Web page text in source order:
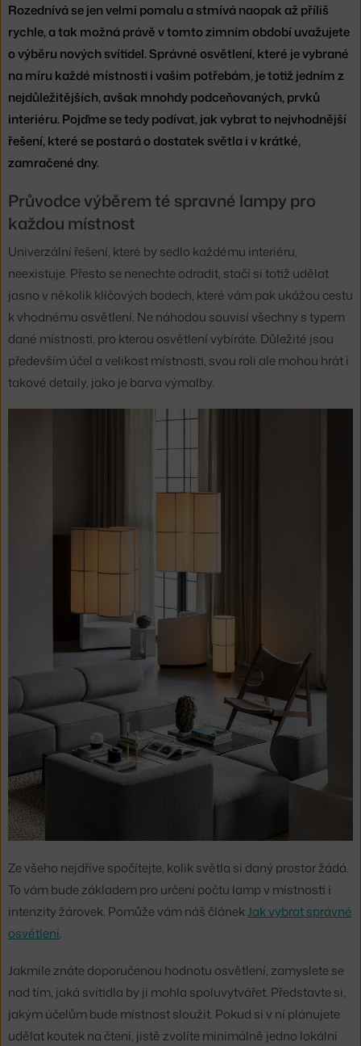
Rozednívá se jen velmi pomalu a stmívá naopak až příliš
rychle, a tak možná právě v tomto zimním období uvažujete
o výběru nových svítidel. Správné osvětlení, které je vybrané
na míru každé místnosti i vašim potřebám, je totiž jedním z
nejdůležitějších, avšak mnohdy podceňovaných, prvků
interiéru. Pojďme se tedy podívat, jak vybrat to nejvhodnější
řešení, které se postará o dostatek světla i v krátké,
zamračené dny.
Průvodce výběrem té spravné lampy pro
každou místnost
Univerzální řešení, které by sedlo každému interiéru,
neexistuje. Přesto se nenechte odradit, stačí si totiž udělat
jasno v několik klíčových bodech, které vám pak ukážou cestu
k vhodnému osvětlení. Ne náhodou souvisí všechny s typem
dané místnosti, pro kterou osvětlení vybíráte. Důležité jsou
především účel a velikost místnosti, svou roli ale mohou hrát i
takové detaily, jako je barva výmalby.
Ze všeho nejdříve spočítejte, kolik světla si daný prostor žádá.
To vám bude základem pro určení počtu lamp v místnosti i
intenzity žárovek. Pomůže vám náš článekJak vybrat správné
osvětlení.
Jakmile znáte doporučenou hodnotu osvětlení, zamyslete se
nad tím, jaká svítidla by ji mohla spoluvytvářet. Představte si,
jakým účelům bude místnost sloužit. Pokud si v ní plánujete
udělat koutek na čtení, jistě zvolíte minimálně jedno lokální